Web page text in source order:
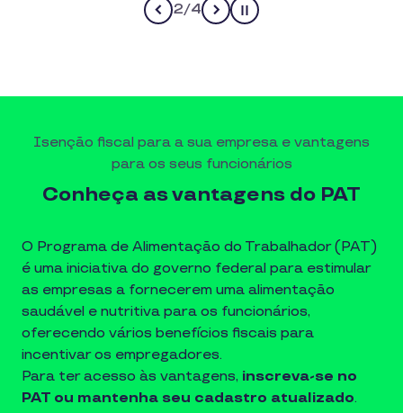
3/4
Isenção fiscal para a sua empresa e vantagens
para os seus funcionários
Conheça as vantagens do PAT
O Programa de Alimentação do Trabalhador (PAT)
é uma iniciativa do governo federal para estimular
as empresas a fornecerem uma alimentação
saudável e nutritiva para os funcionários,
oferecendo vários benefícios fiscais para
incentivar os empregadores.
Para ter acesso às vantagens, inscreva-se no
PAT ou mantenha seu cadastro atualizado.